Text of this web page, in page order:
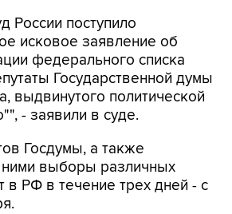
России поступило
исковое заявление об
федерального списка
Государственной думы
выдвинутого политической
- заявили в суде.
Госдумы, а также
выборы различных
в РФ в течение трех дней - с